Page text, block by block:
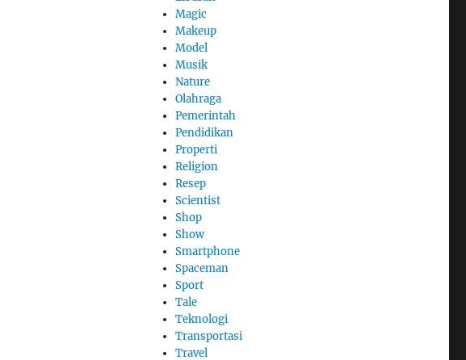
Magic
Makeup
Model
Musik
Nature
Olahraga
Pemerintah
Pendidikan
Properti
Religion
Resep
Scientist
Shop
Show
Smartphone
Spaceman
Sport
Tale
Teknologi
Transportasi
Travel